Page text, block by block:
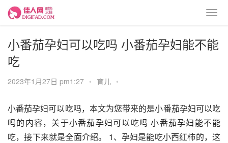
小番茄孕妇可以吃吗 小番茄孕妇能不能
吃
2023年1月27日 pm1:27 • 育儿 •
小番茄孕妇可以吃吗，本文为您带来的是小番茄孕妇可以吃
吗的内容，关于小番茄孕妇可以吃吗 小番茄孕妇能不能
吃，接下来就是全面介绍。 1、孕妇是能吃小西红柿的，这